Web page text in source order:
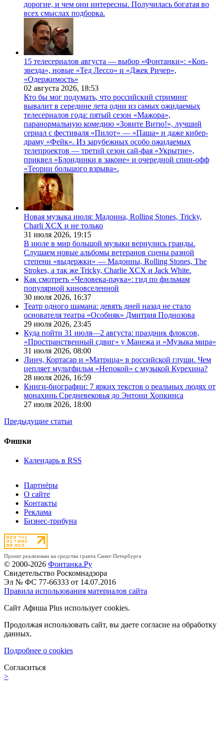
дорогие, и чем они интересны. Получилась богатая во
всех смыслах подборка.
15 телесериалов августа — выбор «Фонтанки»: «Коп-
звезда», новые «Тед Лессо» и «Джек Ричер»,
«Одержимость»
02 августа 2026, 18:53
Кто бы мог подумать, что российский стриминг
вывалит в середине лета одни из самых ожидаемых
телесериалов года: пятый сезон «Мажора»,
паранормальную комедию «Зовите Витю!», лучший
сериал с фестиваля «Пилот» — «Паша» и даже кибер-
драму «Фейк». Из зарубежных особо ожидаемых
телепроектов — третий сезон сай-фая «Укрытие»,
приквел «Блондинки в законе» и очередной спин-офф
«Теории большого взрыва».
Новая музыка июля: Мадонна, Rolling Stones, Tricky,
Charli XCX и не только
31 июля 2026, 19:15
В июле в мир большой музыки вернулись гранды.
Слушаем новые альбомы ветеранов сцены разной
степени «выдержки» — Мадонны, Rolling Stones, The
Strokes, а так же Tricky, Charlie XCX и Jack White.
Как смотреть «Человека-паука»: гид по фильмам
популярной киновселенной
30 июля 2026, 16:37
Театр одного шамана: девять дней назад не стало
основателя театра «Особняк» Дмитрия Поднозова
29 июля 2026, 23:45
Куда пойти 31 июля—2 августа: праздник флоксов,
«Пространственный сдвиг» у Манежа и «Музыка мира»
31 июля 2026, 08:00
Линч, Кортасар и «Матрица» в российской глуши. Чем
цепляет мультфильм «Непокой» с музыкой Курехина?
28 июля 2026, 16:59
Книги-биографии: 7 ярких текстов о реальных людях от
монахинь Средневековья до Энтони Хопкинса
27 июля 2026, 18:00
Предыдущие статьи
Фишки
Календарь в RSS
Партнёры
О сайте
Контакты
Реклама
Бизнес-трибуна
Проект реализован на средства гранта Санкт-Петербурга
© 2000-2026 Фонтанка.Ру
Свидетельство Роскомнадзора
Эл № ФС 77-66333 от 14.07.2016
Правила использования материалов сайта
Сайт Афиша Plus использует cookies.
Продолжая использовать сайт, вы даете согласие на обработку
данных.
Подробнее о cookies
Согласиться
>